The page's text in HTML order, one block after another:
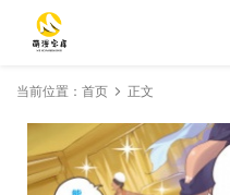
当前位置： 首页 正文